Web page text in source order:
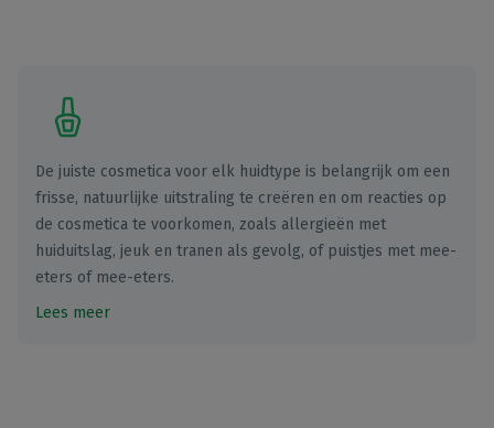
De juiste cosmetica voor elk huidtype is belangrijk om een
frisse, natuurlijke uitstraling te creëren en om reacties op
de cosmetica te voorkomen, zoals allergieën met
huiduitslag, jeuk en tranen als gevolg, of puistjes met mee-
eters of mee-eters.
Lees meer